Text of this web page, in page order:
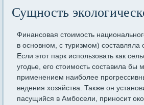
Сущность
Финансовая стоимость
в основном, с туризмом) составляла
Если этот парк использовать как
угодье, его стоимость составила бы
применением наиболее
ведения хозяйства. Также он
пасущийся в Амбосели, приносит